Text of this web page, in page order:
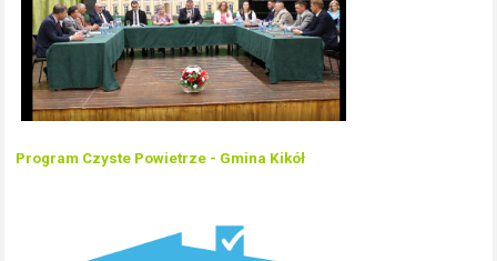
Program Czyste Powietrze - Gmina Kikół